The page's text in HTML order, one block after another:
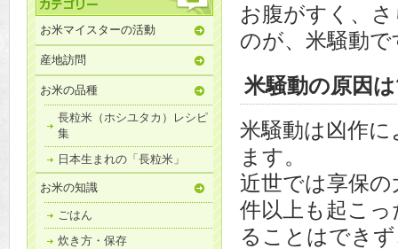
お米マイスターの活動
産地訪問
お米の品種
長粒米（ホシユタカ）レシピ
集
日本生まれの「長粒米」
お米の知識
ごはん
炊き方・保存
お腹がすく、
のが、米騒動で
米騒動の原因
米騒動は凶作
ます。
近世では享保
件以上も起こ
ることはでき